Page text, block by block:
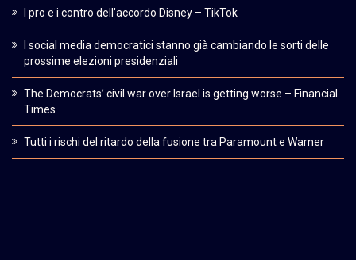
I pro e i contro dell’accordo Disney – TikTok
I social media democratici stanno già cambiando le sorti delle
prossime elezioni presidenziali
The Democrats’ civil war over Israel is getting worse – Financial
Times
Tutti i rischi del ritardo della fusione tra Paramount e Warner